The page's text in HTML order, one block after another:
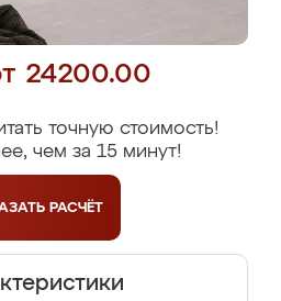
24200.00
точную стоимость!
чем за 15 минут!
РАСЧЁТ